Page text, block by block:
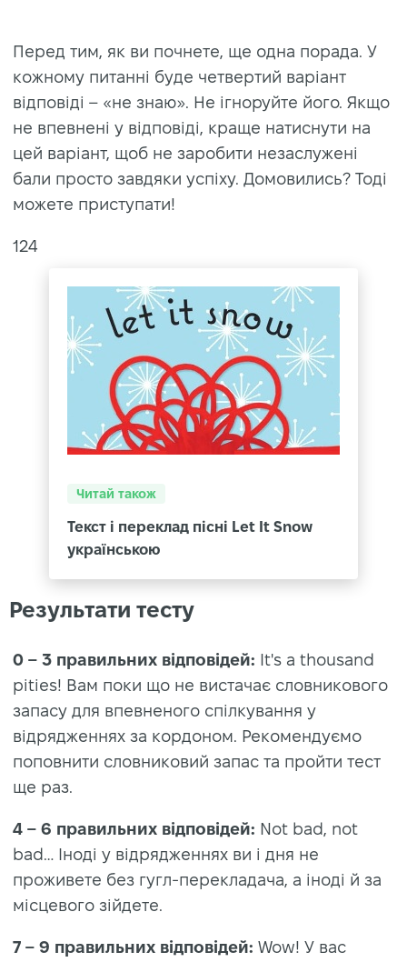
Перед тим, як ви почнете, ще одна порада. У
кожному питанні буде четвертий варіант
відповіді – «не знаю». Не ігноруйте його. Якщо
не впевнені у відповіді, краще натиснути на
цей варіант, щоб не заробити незаслужені
бали просто завдяки успіху. Домовились? Тоді
можете приступати!
124
Читай також
Текст і переклад пісні Let It Snow
українською
Результати тесту
0 – 3 правильних відповідей: It's a thousand
pities! Вам поки що не вистачає словникового
запасу для впевненого спілкування у
відрядженнях за кордоном. Рекомендуємо
поповнити словниковий запас та пройти тест
ще раз.
4 – 6 правильних відповідей: Not bad, not
bad… Іноді у відрядженнях ви і дня не
проживете без гугл-перекладача, а іноді й за
місцевого зійдете.
7 – 9 правильних відповідей: Wow! У вас